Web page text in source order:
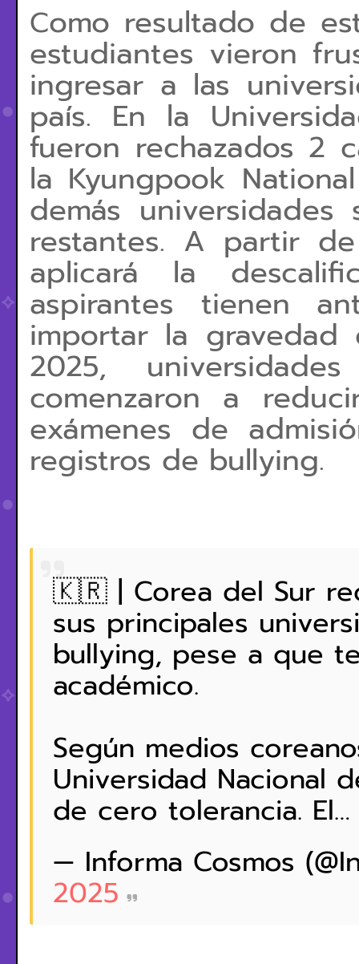
Como resultado de
estudiantes vieron
ingresar a las
país. En la
fueron rechazados 2
la Kyungpook
demás universidades
restantes. A partir
aplicará la
aspirantes tienen
importar la gravedad
2025,
comenzaron a
exámenes de
registros de bullying.
🇰🇷 | Corea del Sur
sus principales
bullying, pese a que
académico.
Según medios
Universidad Nacional
de cero tolerancia.
— Informa Cosmos
2025